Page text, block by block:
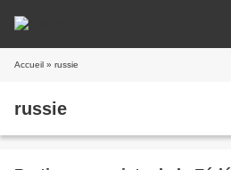
Accueil » russie
russie